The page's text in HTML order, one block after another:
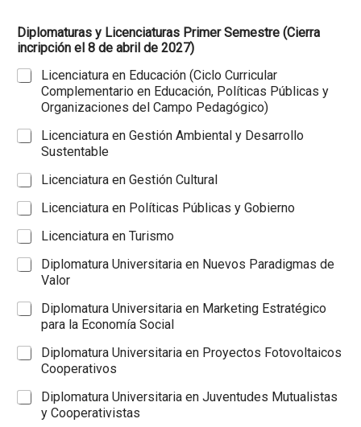
Diplomaturas y Licenciaturas Primer Semestre (Cierra
incripción el 8 de abril de 2027)
Licenciatura en Educación (Ciclo Curricular
Complementario en Educación, Políticas Públicas y
Organizaciones del Campo Pedagógico)
Licenciatura en Gestión Ambiental y Desarrollo
Sustentable
Licenciatura en Gestión Cultural
Licenciatura en Políticas Públicas y Gobierno
Licenciatura en Turismo
Diplomatura Universitaria en Nuevos Paradigmas de
Valor
Diplomatura Universitaria en Marketing Estratégico
para la Economía Social
Diplomatura Universitaria en Proyectos Fotovoltaicos
Cooperativos
Diplomatura Universitaria en Juventudes Mutualistas
y Cooperativistas